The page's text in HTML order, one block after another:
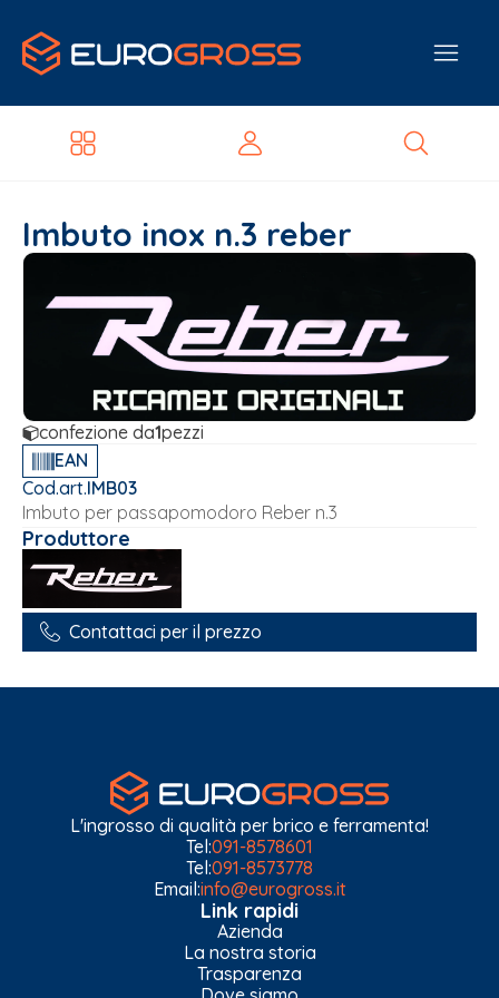
Imbuto inox n.3 reber
confezione da1pezzi
EAN
Cod.art.IMB03
Imbuto per passapomodoro Reber n.3
Produttore
Contattaci per il prezzo
L'ingrosso di qualità per brico e ferramenta!
Tel:091-8578601
Tel:091-8573778
Email:info@eurogross.it
Link rapidi
Azienda
La nostra storia
Trasparenza